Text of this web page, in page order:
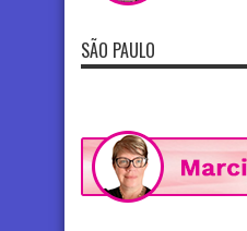
SÃO PAULO